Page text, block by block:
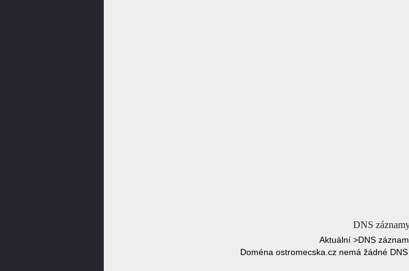
DNS
Aktuální >DNS
Doména ostromecska.cz nemá žádné